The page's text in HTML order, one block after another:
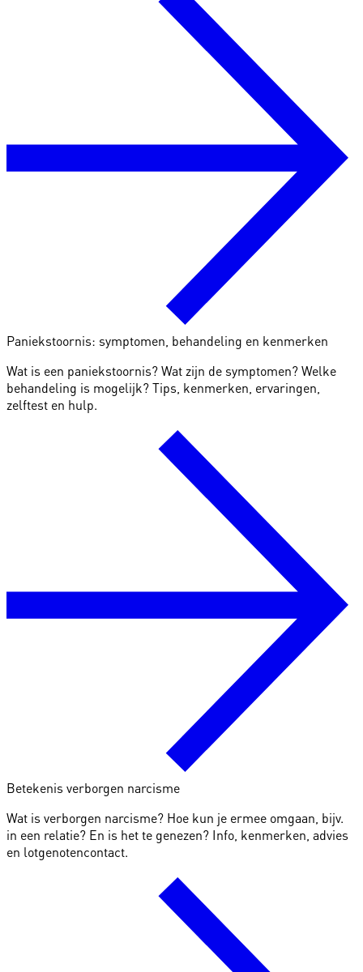
Paniekstoornis: symptomen, behandeling en kenmerken
Wat is een paniekstoornis? Wat zijn de symptomen? Welke
behandeling is mogelijk? Tips, kenmerken, ervaringen,
zelftest en hulp.
Betekenis verborgen narcisme
Wat is verborgen narcisme? Hoe kun je ermee omgaan, bijv.
in een relatie? En is het te genezen? Info, kenmerken, advies
en lotgenotencontact.